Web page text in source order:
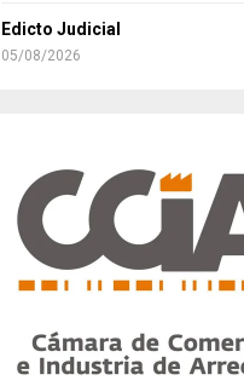
Edicto Judicial
05/08/2026